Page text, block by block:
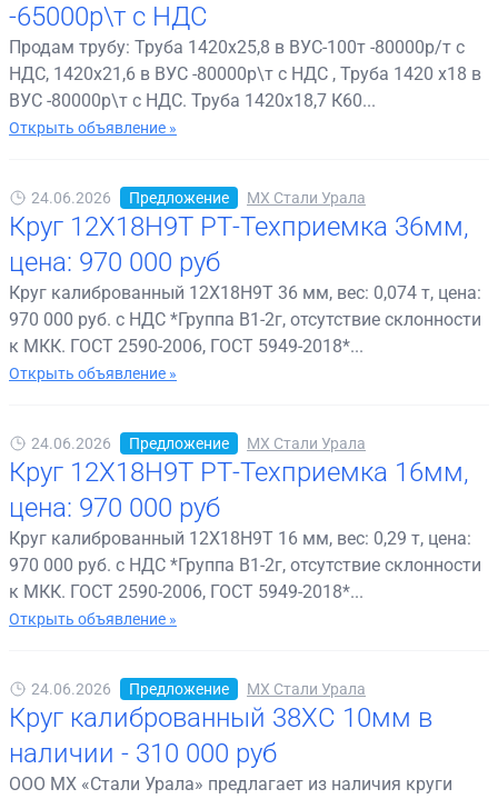
-65000р\т с НДС
Продам трубу: Труба 1420х25,8 в ВУС-100т -80000р/т с
НДС, 1420х21,6 в ВУС -80000р\т с НДС , Труба 1420 х18 в
ВУС -80000р\т с НДС. Труба 1420х18,7 К60...
Открыть объявление »
24.06.2026 Предложение МХ Стали Урала
Круг 12Х18Н9Т РТ-Техприемка 36мм,
цена: 970 000 руб
Круг калиброванный 12Х18Н9Т 36 мм, вес: 0,074 т, цена:
970 000 руб. с НДС *Группа В1-2г, отсутствие склонности
к МКК. ГОСТ 2590-2006, ГОСТ 5949-2018*...
Открыть объявление »
24.06.2026 Предложение МХ Стали Урала
Круг 12Х18Н9Т РТ-Техприемка 16мм,
цена: 970 000 руб
Круг калиброванный 12Х18Н9Т 16 мм, вес: 0,29 т, цена:
970 000 руб. с НДС *Группа В1-2г, отсутствие склонности
к МКК. ГОСТ 2590-2006, ГОСТ 5949-2018*...
Открыть объявление »
24.06.2026 Предложение МХ Стали Урала
Круг калиброванный 38ХС 10мм в
наличии - 310 000 руб
ООО МХ «Стали Урала» предлагает из наличия круги